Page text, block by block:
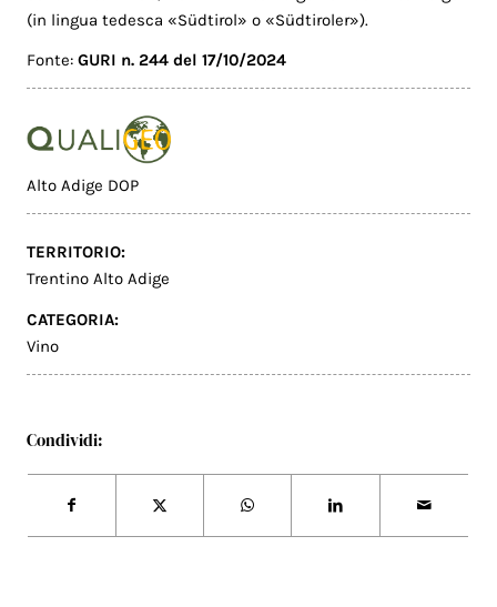
(in lingua tedesca «Südtirol» o «Südtiroler»).
Fonte:GURI n. 244 del 17/10/2024
Alto Adige DOP
TERRITORIO:
Trentino Alto Adige
CATEGORIA:
Vino
Condividi: